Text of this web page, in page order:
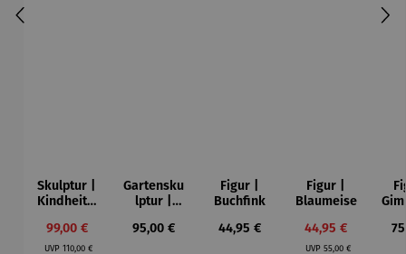
Skulptur |
Kindheit –
Verkaufspreis:
99,00 €
UVPRegulärer Preis:
110,00 €
Gartensku
lptur |
FROSCH –
Regulärer Preis:
95,00 €
Figur |
Buchfink
Regulärer Preis:
44,95 €
Figur |
Blaumeise
Verkaufspreis:
44,95 €
UVP Regulärer Preis:
55,00 €